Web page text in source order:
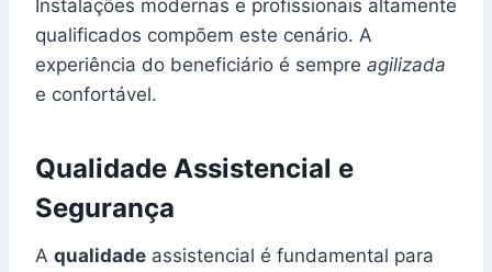
Instalações modernas e profissionais altamente
qualificados compõem este cenário. A
experiência do beneficiário é sempre agilizada
e confortável.
Qualidade Assistencial e
Segurança
A qualidade assistencial é fundamental para